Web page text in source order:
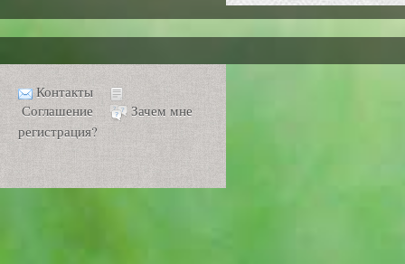
Контакты
Соглашение
Зачем мне
регистрация?